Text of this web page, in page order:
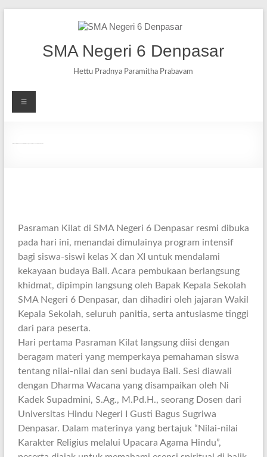
SMA Negeri 6 Denpasar
Hettu Pradnya Paramitha Prabavam
Pasraman Kilat di SMA Negeri 6 Denpasar resmi dibuka
pada hari ini, menandai dimulainya program intensif
bagi siswa-siswi kelas X dan XI untuk mendalami
kekayaan budaya Bali. Acara pembukaan berlangsung
khidmat, dipimpin langsung oleh Bapak Kepala Sekolah
SMA Negeri 6 Denpasar, dan dihadiri oleh jajaran Wakil
Kepala Sekolah, seluruh panitia, serta antusiasme tinggi
dari para peserta.
Hari pertama Pasraman Kilat langsung diisi dengan
beragam materi yang memperkaya pemahaman siswa
tentang nilai-nilai dan seni budaya Bali. Sesi diawali
dengan Dharma Wacana yang disampaikan oleh Ni
Kadek Supadmini, S.Ag., M.Pd.H., seorang Dosen dari
Universitas Hindu Negeri I Gusti Bagus Sugriwa
Denpasar. Dalam materinya yang bertajuk “Nilai-nilai
Karakter Religius melalui Upacara Agama Hindu”,